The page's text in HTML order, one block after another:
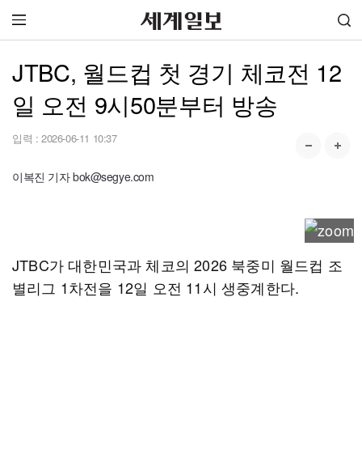
JTBC, 월드컵 첫 경기 체코전 12
일 오전 9시50분부터 방송
입력 : 2026-06-11 10:37
이복진 기자 bok@segye.com
JTBC가 대한민국과 체코의 2026 북중미 월드컵 조
별리그 1차전을 12일 오전 11시 생중계한다.